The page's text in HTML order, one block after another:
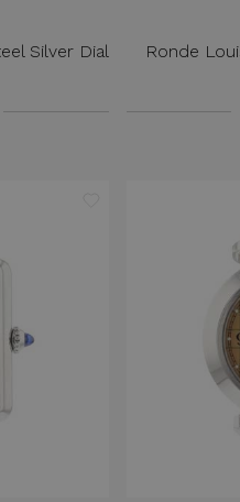
Silver Dial
Ronde